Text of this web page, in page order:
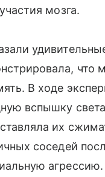
мозга.
что
В ходе
вспышку
их
соседей
агрессию.